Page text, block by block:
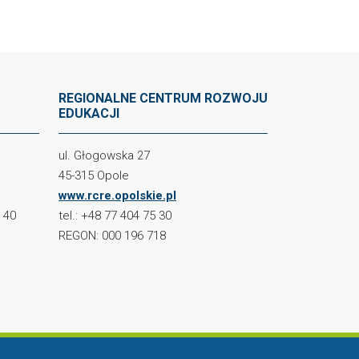
40
REGIONALNE CENTRUM ROZWOJU
EDUKACJI
ul. Głogowska 27
45-315 Opole
www.rcre.opolskie.pl
tel.: +48 77 404 75 30
REGON: 000 196 718